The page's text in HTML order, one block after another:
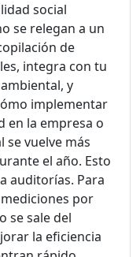
social
se relegan a un
de
integra con tu
y
implementar
en la empresa o
se vuelve más
el año. Esto
auditorías. Para
por
se sale del
la eficiencia